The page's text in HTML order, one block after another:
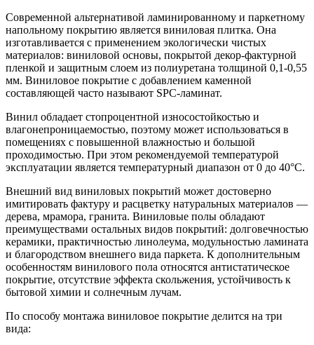
Современной альтернативой ламинированному и паркетному
напольному покрытию является виниловая плитка. Она
изготавливается с применением экологически чистых
материалов: виниловой основы, покрытой декор-фактурной
пленкой и защитным слоем из полиуретана толщиной 0,1-0,55
мм. Виниловое покрытие с добавлением каменной
составляющей часто называют SPC-ламинат.
Винил обладает стопроцентной износостойкостью и
влагонепроницаемостью, поэтому может использоваться в
помещениях с повышенной влажностью и большой
проходимостью. При этом рекомендуемой температурой
эксплуатации является температурный диапазон от 0 до 40°С.
Внешний вид виниловых покрытий может достоверно
имитировать фактуру и расцветку натуральных материалов —
дерева, мрамора, гранита. Виниловые полы обладают
преимуществами остальных видов покрытий: долговечностью
керамики, практичностью линолеума, модульностью ламината
и благородством внешнего вида паркета. К дополнительным
особенностям винилового пола относятся антистатическое
покрытие, отсутствие эффекта скольжения, устойчивость к
бытовой химии и солнечным лучам.
По способу монтажа виниловое покрытие делится на три
вида: